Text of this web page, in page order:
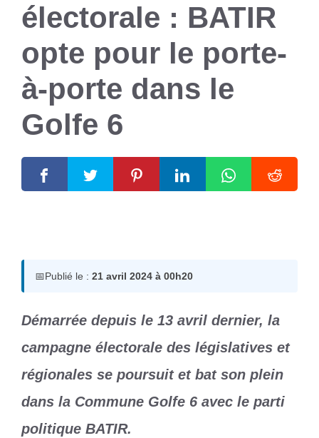
électorale : BATIR
opte pour le porte-
à-porte dans le
Golfe 6
📅Publié le : 21 avril 2024 à 00h20
Démarrée depuis le 13 avril dernier, la
campagne électorale des législatives et
régionales se poursuit et bat son plein
dans la Commune Golfe 6 avec le parti
politique BATIR.